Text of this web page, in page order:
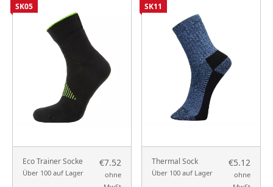
Eco Trainer Socke
Über 100 auf Lager
€7.52
ohne
SK05
Thermal Sock
Über 100 auf Lager
€5.12
ohne
SK11